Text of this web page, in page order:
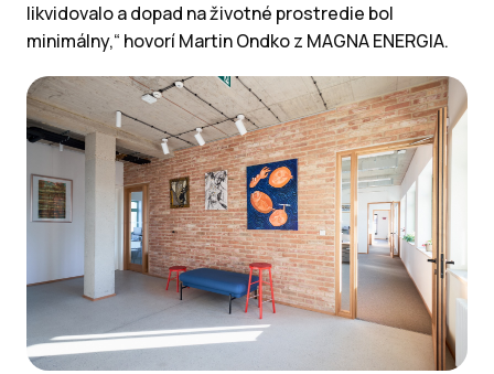
likvidovalo a dopad na životné prostredie bol
minimálny,“ hovorí Martin Ondko z MAGNA ENERGIA.